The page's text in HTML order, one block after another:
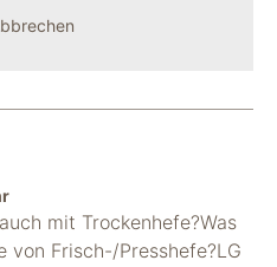
mit Trockenhefe?Was
von Frisch-/Presshefe?LG